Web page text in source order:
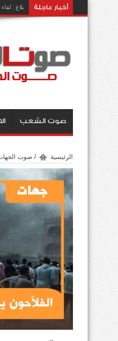
أخبار عاجلة بلاغ :
صوت الشعب
الرئيسية / صوت